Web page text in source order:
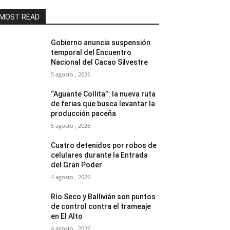
READ
Gobierno anuncia suspensión
temporal del Encuentro
Nacional del Cacao Silvestre
5 agosto , 2026
“Aguante Collita”: la nueva ruta
de ferias que busca levantar la
producción paceña
5 agosto , 2026
Cuatro detenidos por robos de
celulares durante la Entrada
del Gran Poder
4 agosto , 2026
Río Seco y Ballivián son puntos
de control contra el trameaje
en El Alto
4 agosto , 2026